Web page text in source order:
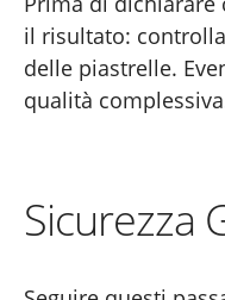
il risultato:
delle piastrelle.
qualità
Sicurezza